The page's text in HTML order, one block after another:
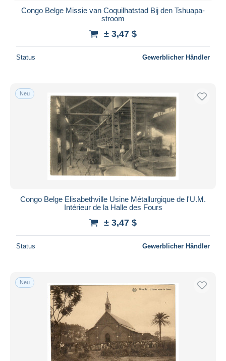
Congo Belge Missie van Coquilhatstad Bij den Tshuapa-
stroom
± 3,47 $
Status Gewerblicher Händler
Neu
Congo Belge Elisabethville Usine Métallurgique de l'U.M.
Intérieur de la Halle des Fours
± 3,47 $
Status Gewerblicher Händler
Neu